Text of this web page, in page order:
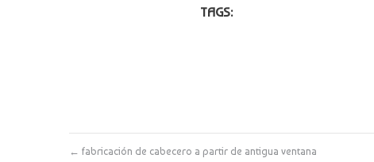
TAGS:
← fabricación de cabecero a partir de antigua ventana